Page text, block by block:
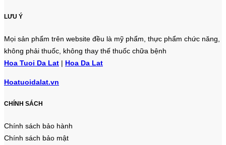
LƯU Ý
Mọi sản phẩm trên website đều là mỹ phẩm, thực phẩm chức năng,
không phải thuốc, không thay thế thuốc chữa bệnh
Hoa Tuoi Da Lat | Hoa Da Lat
Hoatuoidalat.vn
CHÍNH SÁCH
Chính sách bảo hành
Chính sách bảo mật